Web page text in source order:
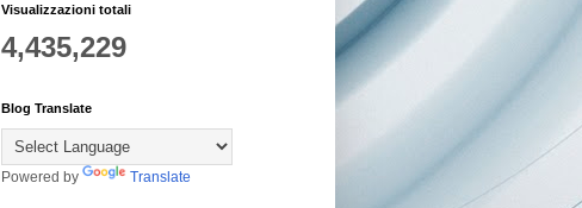
Visualizzazioni totali
4,435,229
Blog Translate
Powered by Translate